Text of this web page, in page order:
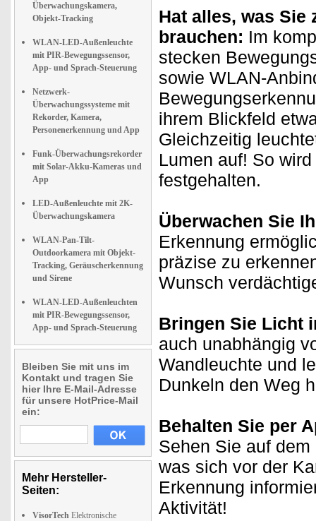
Überwachungskamera,
Objekt-Tracking
WLAN-LED-Außenleuchte
mit PIR-Bewegungssensor,
App- und Sprach-Steuerung
Netzwerk-
Überwachungssysteme mit
Rekorder, Kamera,
Personenerkennung und App
Funk-Überwachungsrekorder
mit Solar-Akku-Kameras und
App
LED-Außenleuchte mit 2K-
Überwachungskamera
WLAN-Pan-Tilt-
Outdoorkamera mit Objekt-
Tracking, Geräuscherkennung
und Sirene
WLAN-LED-Außenleuchten
mit PIR-Bewegungssensor,
App- und Sprach-Steuerung
Bleiben Sie mit uns im
Kontakt und tragen Sie
hier Ihre E-Mail-Adresse
für unsere HotPrice-Mail
ein:
Mehr Hersteller-
Seiten:
VisorTech Elektronische
Hat alles, was Sie
brauchen: Im
stecken
sowie WLAN-
ihrem Blickfeld
Gleichzeitig
Lumen auf! So
festgehalten.
Überwachen Sie
Erkennung
präzise zu
Wunsch
Bringen Sie Licht
auch unabhängig
Wandleuchte und
Dunkeln den Weg
Behalten Sie per
Sehen Sie auf
was sich vor der
Erkennung
Aktivität!